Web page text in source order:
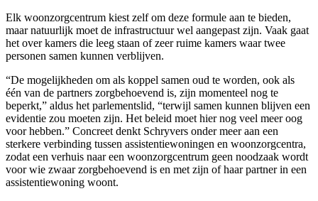
Elk woonzorgcentrum kiest zelf om deze formule aan te bieden,
maar natuurlijk moet de infrastructuur wel aangepast zijn. Vaak gaat
het over kamers die leeg staan of zeer ruime kamers waar twee
personen samen kunnen verblijven.
“De mogelijkheden om als koppel samen oud te worden, ook als
één van de partners zorgbehoevend is, zijn momenteel nog te
beperkt,” aldus het parlementslid, “terwijl samen kunnen blijven een
evidentie zou moeten zijn. Het beleid moet hier nog veel meer oog
voor hebben.” Concreet denkt Schryvers onder meer aan een
sterkere verbinding tussen assistentiewoningen en woonzorgcentra,
zodat een verhuis naar een woonzorgcentrum geen noodzaak wordt
voor wie zwaar zorgbehoevend is en met zijn of haar partner in een
assistentiewoning woont.